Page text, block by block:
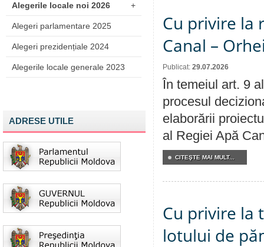
Alegerile locale noi 2026 +
Alegeri parlamentare 2025
Alegeri prezidențiale 2024
Alegerile locale generale 2023
ADRESE UTILE
Cu privire la
Canal –
Publicat: 29.07.2026
În temeiul art. 9
procesul
elaborării
al Regiei Apă
CITEŞTE MAI MULT...
Cu privire la
lotului de